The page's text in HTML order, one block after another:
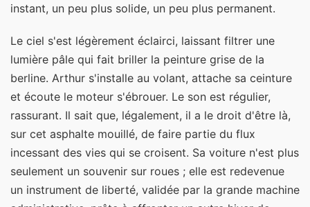
instant, un peu plus solide, un peu plus permanent.
Le ciel s'est légèrement éclairci, laissant filtrer une
lumière pâle qui fait briller la peinture grise de la
berline. Arthur s'installe au volant, attache sa ceinture
et écoute le moteur s'ébrouer. Le son est régulier,
rassurant. Il sait que, légalement, il a le droit d'être là,
sur cet asphalte mouillé, de faire partie du flux
incessant des vies qui se croisent. Sa voiture n'est plus
seulement un souvenir sur roues ; elle est redevenue
un instrument de liberté, validée par la grande machine